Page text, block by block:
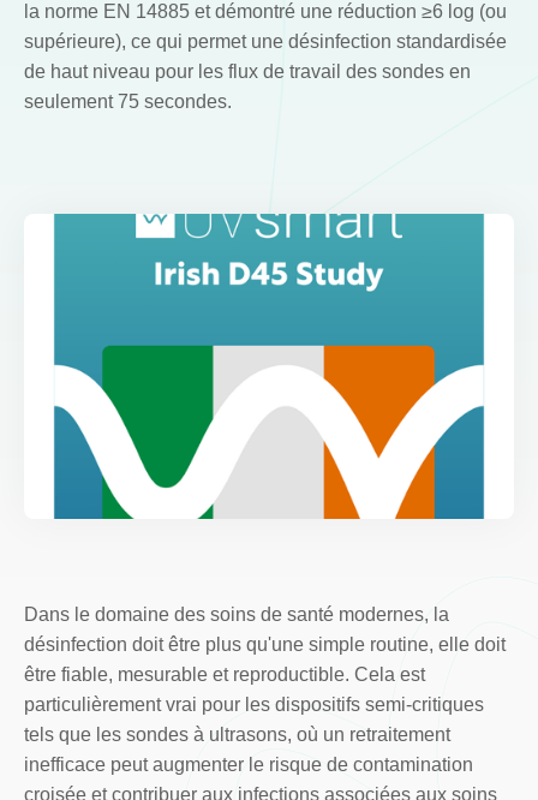
la norme EN 14885 et démontré une réduction ≥6 log (ou
supérieure), ce qui permet une désinfection standardisée
de haut niveau pour les flux de travail des sondes en
seulement 75 secondes.
Dans le domaine des soins de santé modernes, la
désinfection doit être plus qu'une simple routine, elle doit
être fiable, mesurable et reproductible. Cela est
particulièrement vrai pour les dispositifs semi-critiques
tels que les sondes à ultrasons, où un retraitement
inefficace peut augmenter le risque de contamination
croisée et contribuer aux infections associées aux soins